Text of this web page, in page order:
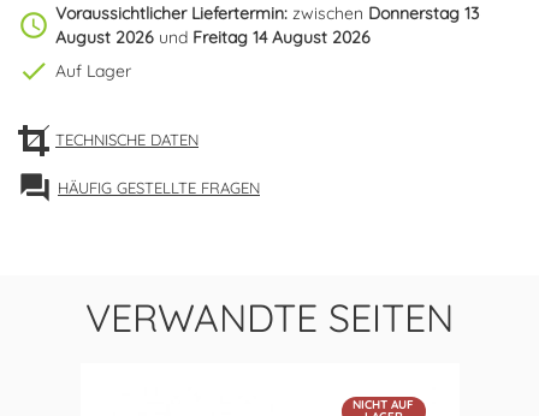
schedule Voraussichtlicher Liefertermin: zwischen Donnerstag 13
August 2026 und Freitag 14 August 2026
check Auf Lager
TECHNISCHE DATEN
forum HÄUFIG GESTELLTE FRAGEN
VERWANDTE SEITEN
NICHT AUF